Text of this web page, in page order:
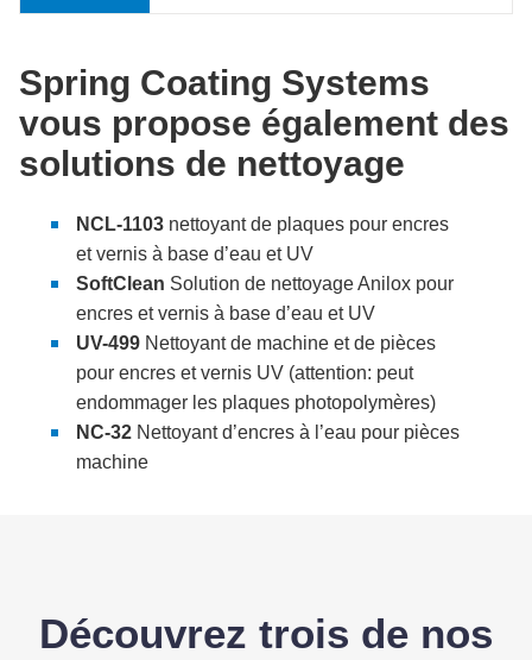
Spring Coating Systems
vous propose également des
solutions de nettoyage
NCL-1103 nettoyant de plaques pour encres
et vernis à base d’eau et UV
SoftClean Solution de nettoyage Anilox pour
encres et vernis à base d’eau et UV
UV-499 Nettoyant de machine et de pièces
pour encres et vernis UV (attention: peut
endommager les plaques photopolymères)
NC-32 Nettoyant d’encres à l’eau pour pièces
machine
Découvrez trois de nos